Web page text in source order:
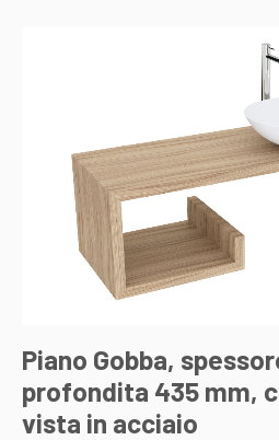
Piano Gobba,
profondita 435 mm,
vista in acciaio